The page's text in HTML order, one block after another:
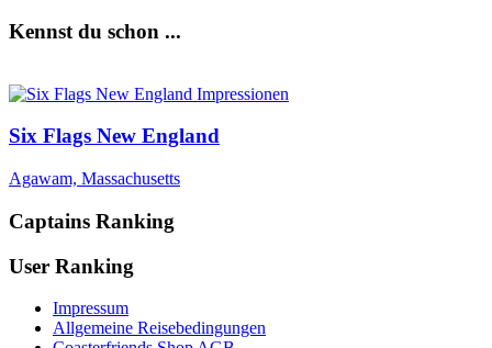
Kennst du schon ...
Six Flags New England
Agawam, Massachusetts
Captains Ranking
User Ranking
Impressum
Allgemeine Reisebedingungen